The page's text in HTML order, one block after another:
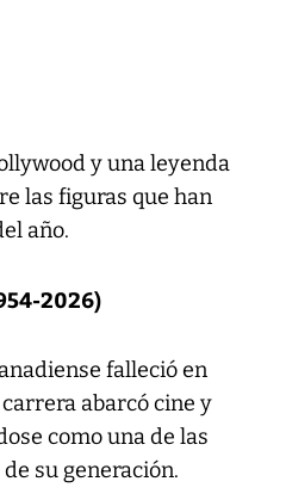
y una leyenda
las figuras que han
año.
2026)
falleció en
abarcó cine y
como una de las
su generación.